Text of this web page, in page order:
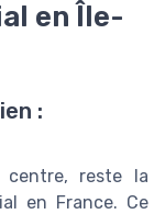
en Île-
:
centre, reste la
en France. Ce